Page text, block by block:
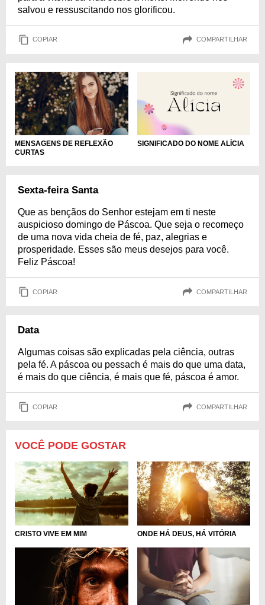
salvou e ressuscitando nos glorificou.
COPIAR COMPARTILHAR
MENSAGENS DE REFLEXÃO
CURTAS
SIGNIFICADO DO NOME ALÍCIA
Sexta-feira Santa
Que as bençãos do Senhor estejam em ti neste
auspicioso domingo de Páscoa. Que seja o recomeço
de uma nova vida cheia de fé, paz, alegrias e
prosperidade. Esses são meus desejos para você.
Feliz Páscoa!
COPIAR COMPARTILHAR
Data
Algumas coisas são explicadas pela ciência, outras
pela fé. A páscoa ou pessach é mais do que uma data,
é mais do que ciência, é mais que fé, páscoa é amor.
COPIAR COMPARTILHAR
VOCÊ PODE GOSTAR
CRISTO VIVE EM MIM ONDE HÁ DEUS, HÁ VITÓRIA